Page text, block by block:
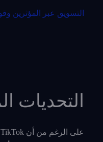
التسويق عبر المؤثرين
التحديات